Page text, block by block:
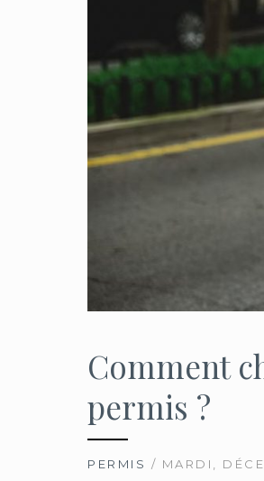
Comment
permis ?
PERMIS / MARDI,